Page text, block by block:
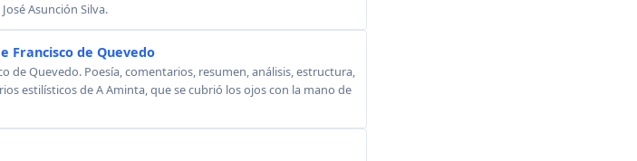
Asunción Silva.
Francisco de Quevedo
de Quevedo. Poesía, comentarios, resumen, análisis, estructura,
estilísticos de A Aminta, que se cubrió los ojos con la mano de